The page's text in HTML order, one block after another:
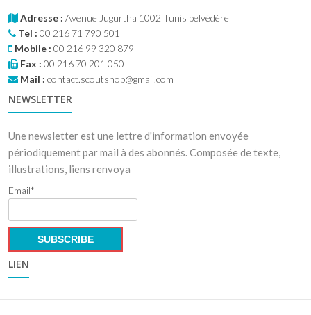
Adresse : Avenue Jugurtha 1002 Tunis belvédère
Tel : 00 216 71 790 501
Mobile : 00 216 99 320 879
Fax : 00 216 70 201 050
Mail : contact.scoutshop@gmail.com
NEWSLETTER
Une newsletter est une lettre d'information envoyée
périodiquement par mail à des abonnés. Composée de texte,
illustrations, liens renvoya
Email*
LIEN